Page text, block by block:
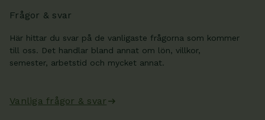
Frågor & svar
Här hittar du svar på de vanligaste frågorna som kommer
till oss. Det handlar bland annat om lön, villkor,
semester, arbetstid och mycket annat.
Vanliga frågor & svar